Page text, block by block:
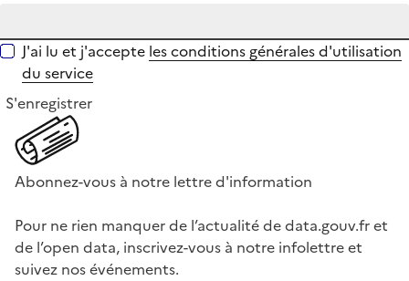
J'ai lu et j'accepte les conditions générales d'utilisation
du service
S'enregistrer
Abonnez-vous à notre lettre d'information
Pour ne rien manquer de l’actualité de data.gouv.fr et
de l’open data, inscrivez-vous à notre infolettre et
suivez nos événements.